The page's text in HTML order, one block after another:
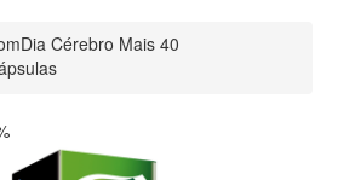
Cérebro Mais 40